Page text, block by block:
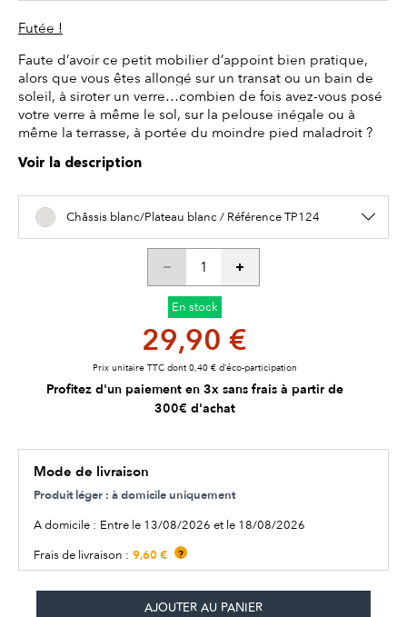
Futée !
Faute d’avoir ce petit mobilier d’appoint bien pratique,
alors que vous êtes allongé sur un transat ou un bain de
soleil, à siroter un verre…combien de fois avez-vous posé
votre verre à même le sol, sur la pelouse inégale ou à
même la terrasse, à portée du moindre pied maladroit ?
Voir la description
Châssis blanc/Plateau blanc / Référence TP124
En stock
29,90 €
Prix unitaire TTC dont 0,40 € d’éco-participation
Profitez d'un paiement en 3x sans frais à partir de
300€ d'achat
Mode de livraison
Produit léger : à domicile uniquement
A domicile : Entre le 13/08/2026 et le 18/08/2026
Frais de livraison : 9,60 € ?